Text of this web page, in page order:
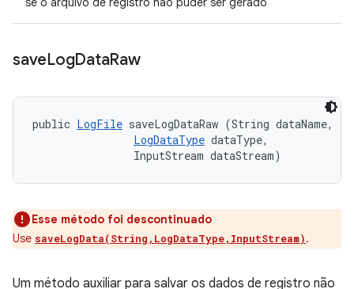
saveLogDataRaw
public LogFile saveLogDataRaw (String dataName,
LogDataType dataType,
                InputStream dataStream)
Esse método foi descontinuado
Use saveLogData(String,LogDataType,InputStream).
Um método auxiliar para salvar os dados de registro não